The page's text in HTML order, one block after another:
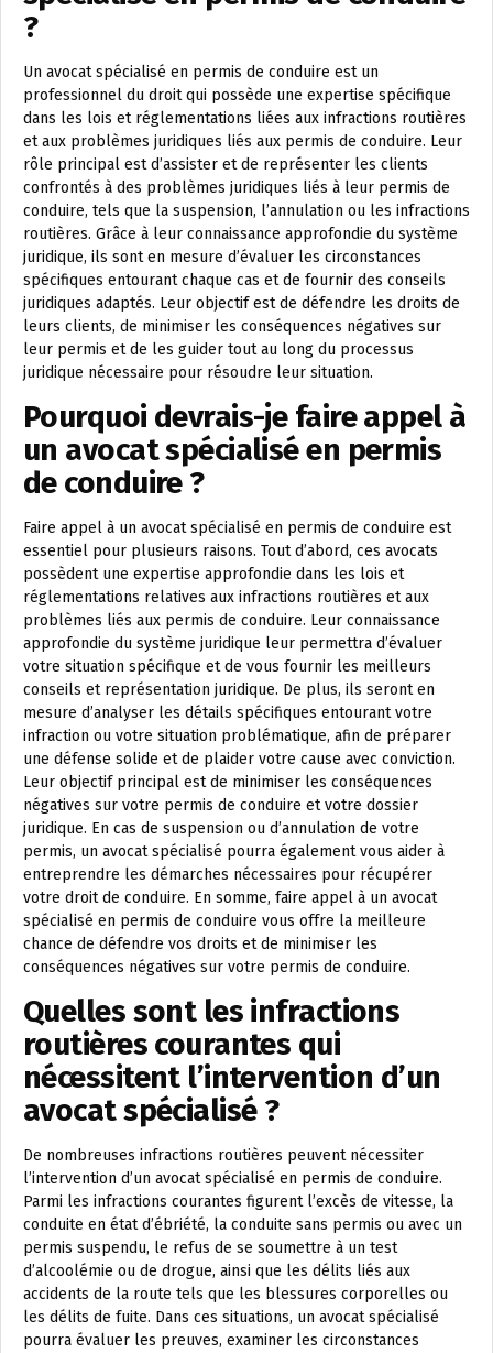
?
Un avocat spécialisé en permis de conduire est un
professionnel du droit qui possède une expertise spécifique
dans les lois et réglementations liées aux infractions routières
et aux problèmes juridiques liés aux permis de conduire. Leur
rôle principal est d’assister et de représenter les clients
confrontés à des problèmes juridiques liés à leur permis de
conduire, tels que la suspension, l’annulation ou les infractions
routières. Grâce à leur connaissance approfondie du système
juridique, ils sont en mesure d’évaluer les circonstances
spécifiques entourant chaque cas et de fournir des conseils
juridiques adaptés. Leur objectif est de défendre les droits de
leurs clients, de minimiser les conséquences négatives sur
leur permis et de les guider tout au long du processus
juridique nécessaire pour résoudre leur situation.
Pourquoi devrais-je faire appel à
un avocat spécialisé en permis
de conduire ?
Faire appel à un avocat spécialisé en permis de conduire est
essentiel pour plusieurs raisons. Tout d’abord, ces avocats
possèdent une expertise approfondie dans les lois et
réglementations relatives aux infractions routières et aux
problèmes liés aux permis de conduire. Leur connaissance
approfondie du système juridique leur permettra d’évaluer
votre situation spécifique et de vous fournir les meilleurs
conseils et représentation juridique. De plus, ils seront en
mesure d’analyser les détails spécifiques entourant votre
infraction ou votre situation problématique, afin de préparer
une défense solide et de plaider votre cause avec conviction.
Leur objectif principal est de minimiser les conséquences
négatives sur votre permis de conduire et votre dossier
juridique. En cas de suspension ou d’annulation de votre
permis, un avocat spécialisé pourra également vous aider à
entreprendre les démarches nécessaires pour récupérer
votre droit de conduire. En somme, faire appel à un avocat
spécialisé en permis de conduire vous offre la meilleure
chance de défendre vos droits et de minimiser les
conséquences négatives sur votre permis de conduire.
Quelles sont les infractions
routières courantes qui
nécessitent l’intervention d’un
avocat spécialisé ?
De nombreuses infractions routières peuvent nécessiter
l’intervention d’un avocat spécialisé en permis de conduire.
Parmi les infractions courantes figurent l’excès de vitesse, la
conduite en état d’ébriété, la conduite sans permis ou avec un
permis suspendu, le refus de se soumettre à un test
d’alcoolémie ou de drogue, ainsi que les délits liés aux
accidents de la route tels que les blessures corporelles ou
les délits de fuite. Dans ces situations, un avocat spécialisé
pourra évaluer les preuves, examiner les circonstances